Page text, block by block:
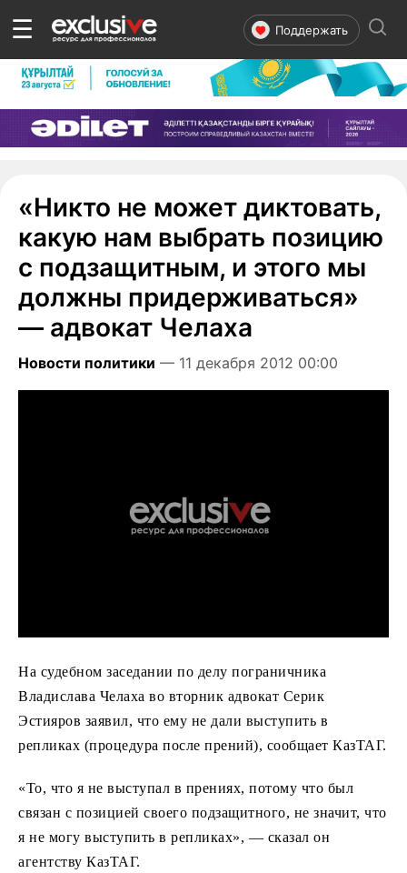
☰ Поддержать
«Никто не может диктовать,
какую нам выбрать позицию
с подзащитным, и этого мы
должны придерживаться»
— адвокат Челаха
Новости политики — 11 декабря 2012 00:00
На судебном заседании по делу пограничника
Владислава Челаха во вторник адвокат Серик
Эстияров заявил, что ему не дали выступить в
репликах (процедура после прений), сообщает КазТАГ.
«То, что я не выступал в прениях, потому что был
связан с позицией своего подзащитного, не значит, что
я не могу выступить в репликах», — сказал он
агентству КазТАГ.